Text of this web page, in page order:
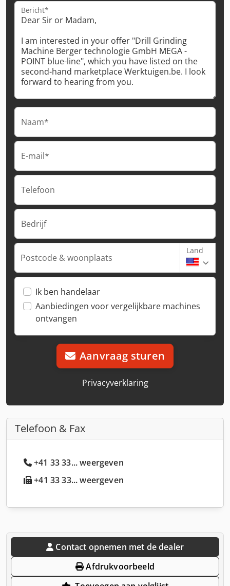
Bericht*
Naam*
E-mail*
Telefoon
Bedrijf
Postcode & woonplaats
Land
Ik ben handelaar
Aanbiedingen voor vergelijkbare machines
ontvangen
Aanvraag sturen
Privacyverklaring
Telefoon & Fax
+41 33 33... weergeven
+41 33 33... weergeven
Contact opnemen met de dealer
Afdrukvoorbeeld